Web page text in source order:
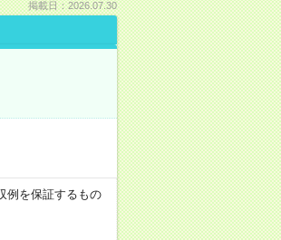
掲載日：2026.07.30
を保証するもの